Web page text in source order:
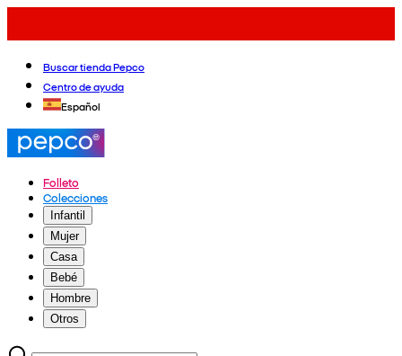
Buscar tienda Pepco
Centro de ayuda
Español
Folleto
Colecciones
Infantil
Mujer
Casa
Bebé
Hombre
Otros